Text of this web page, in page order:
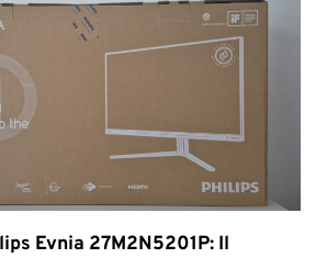
Evnia 27M2N5201P: Il